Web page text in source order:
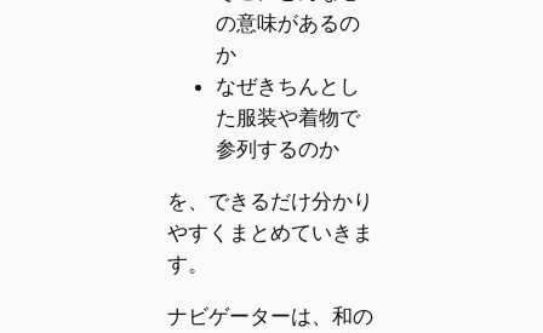
の意味があるの
か
なぜきちんとし
た服装や着物で
参列するのか
を、できるだけ分かり
やすくまとめていきま
す。
ナビゲーターは、和の